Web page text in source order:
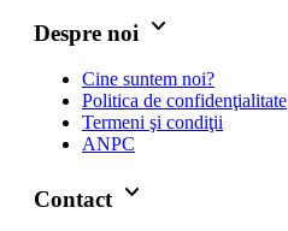
Despre noi keyboard_arrow_down
Cine suntem noi?
Politica de confidenţialitate
Termeni şi condiţii
ANPC
Contact keyboard_arrow_down